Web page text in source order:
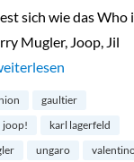
sich wie das Who
Mugler, Joop, Jil
Fashion Vintage
gaultier
joop!
karl lagerfeld
ungaro